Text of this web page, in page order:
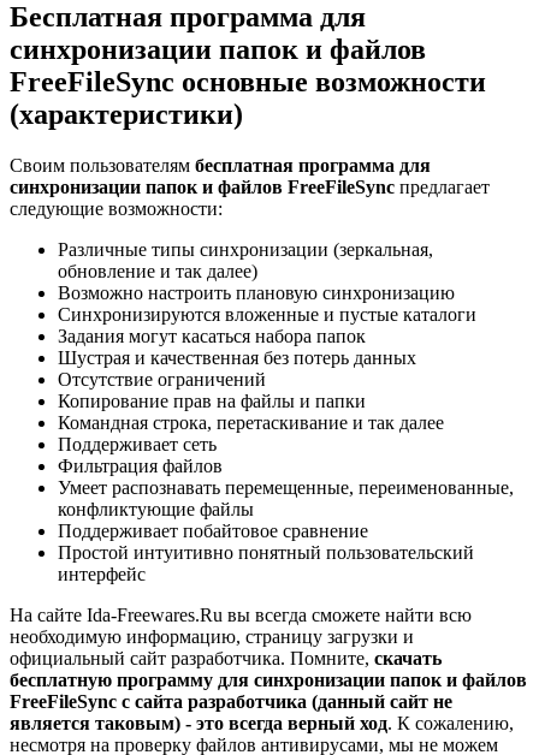
Бесплатная программа для
синхронизации папок и файлов
FreeFileSync основные возможности
(характеристики)
Своим пользователям бесплатная программа для
синхронизации папок и файлов FreeFileSync предлагает
следующие возможности:
Различные типы синхронизации (зеркальная,
обновление и так далее)
Возможно настроить плановую синхронизацию
Синхронизируются вложенные и пустые каталоги
Задания могут касаться набора папок
Шустрая и качественная без потерь данных
Отсутствие ограничений
Копирование прав на файлы и папки
Командная строка, перетаскивание и так далее
Поддерживает сеть
Фильтрация файлов
Умеет распознавать перемещенные, переименованные,
конфликтующие файлы
Поддерживает побайтовое сравнение
Простой интуитивно понятный пользовательский
интерфейс
На сайте Ida-Freewares.Ru вы всегда сможете найти всю
необходимую информацию, страницу загрузки и
официальный сайт разработчика. Помните, скачать
бесплатную программу для синхронизации папок и файлов
FreeFileSync с сайта разработчика (данный сайт не
является таковым) - это всегда верный ход. К сожалению,
несмотря на проверку файлов антивирусами, мы не можем